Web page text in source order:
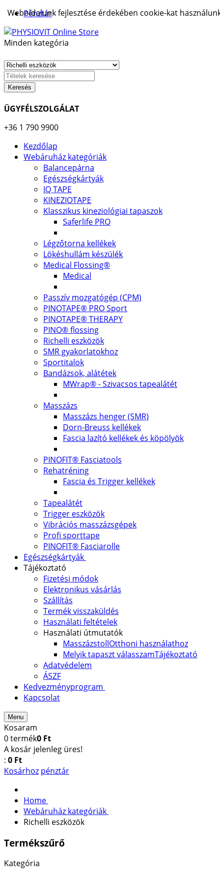
Pénztár
Minden kategória
Keresés
ÜGYFÉLSZOLGÁLAT
+36 1 790 9900
Kezdőlap
Webáruház kategóriák
Balancepárna
Egészségkártyák
IQ TAPE
KINEZIOTAPE
Klasszikus kineziológiai tapaszok
Saferlife PRO
Légzőtorna kellékek
Lökéshullám készülék
Medical Flossing®
Medical
Passzív mozgatógép (CPM)
PINOTAPE® PRO Sport
PINOTAPE® THERAPY
PINO® flossing
Richelli eszközök
SMR gyakorlatokhoz
Sportitalok
Bandázsok, alátétek
MWrap® - Szivacsos tapealátét
Masszázs
Masszázs henger (SMR)
Dorn-Breuss kellékek
Fascia lazító kellékek és köpölyök
PINOFIT® Fasciatools
Rehatréning
Fascia és Trigger kellékek
Tapealátét
Trigger eszközök
Vibrációs masszázsgépek
Profi sporttape
PINOFIT® Fasciarolle
Egészségkártyák
Tájékoztató
Fizetési módok
Elektronikus vásárlás
Szállítás
Termék visszaküldés
Használati feltételek
Használati útmutatók
MasszázstollOtthoni használathoz
Melyik tapaszt válasszamTájékoztató
Adatvédelem
ÁSZF
Kedvezményprogram
Kapcsolat
Menu
Kosaram
0termék0 Ft
A kosár jelenleg üres!
: 0 Ft
Kosárhoz pénztár
Home
Webáruház kategóriák
Richelli eszközök
Termékszűrő
Kategória
Weboldalunk fejlesztése érdekében cookie-kat